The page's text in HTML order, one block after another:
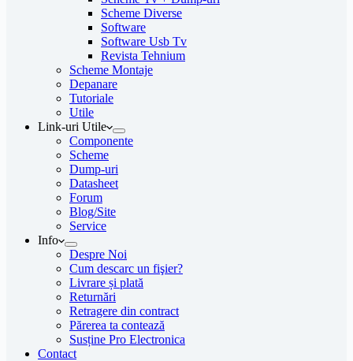
Scheme Diverse
Software
Software Usb Tv
Revista Tehnium
Scheme Montaje
Depanare
Tutoriale
Utile
Link-uri Utile
Componente
Scheme
Dump-uri
Datasheet
Forum
Blog/Site
Service
Info
Despre Noi
Cum descarc un fişier?
Livrare și plată
Returnări
Retragere din contract
Părerea ta contează
Susține Pro Electronica
Contact